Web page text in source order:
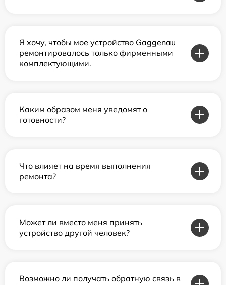
Я хочу, чтобы мое устройство Gaggenau
ремонтировалось только фирменными
комплектующими.
Каким образом меня уведомят о
готовности?
Что влияет на время выполнения
ремонта?
Может ли вместо меня принять
устройство другой человек?
Возможно ли получать обратную связь в